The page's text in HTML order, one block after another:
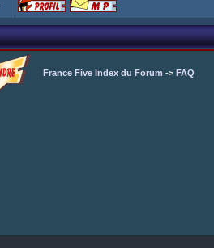
France Five Index du Forum -> FAQ